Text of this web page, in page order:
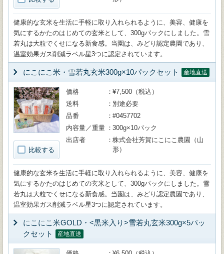
健康的な玄米を生活に手軽に取り入れられるように、美容、健康を
気にするかたのはじめての玄米として、300gパックにしました。雪
若丸は大粒でくせになる新食感。当園は、みどり認定農園であり、
温室効果ガス削減ラベル星3つに認定されています。
にこにこ米・雪若丸玄米300g×10パックセット 産地直送
比較する
価格
¥7,500（税込）
送料
別途必要
品番
#0457702
内容量／重量
300g×10パック
出店者
株式会社芳賀にこにこ農園（山
形）
健康的な玄米を生活に手軽に取り入れられるように、美容、健康を
気にするかたのはじめての玄米として、300gパックにしました。雪
若丸は大粒でくせになる新食感。当園は、みどり認定農園であり、
温室効果ガス削減ラベル星3つに認定されています。
にこにこ米GOLD・<黒米入り>雪若丸玄米300g×5パッ
クセット
産地直送